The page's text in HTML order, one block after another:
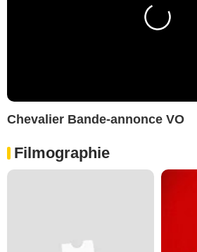
Chevalier Bande-annonce VO
Filmographie